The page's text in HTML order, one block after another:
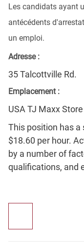
Les candidats ayant
antécédents
un emploi.
Adresse :
35 Talcottville Rd.
Emplacement :
USA TJ Maxx
This position has
$18.60 per hour.
by a number of
qualifications, and